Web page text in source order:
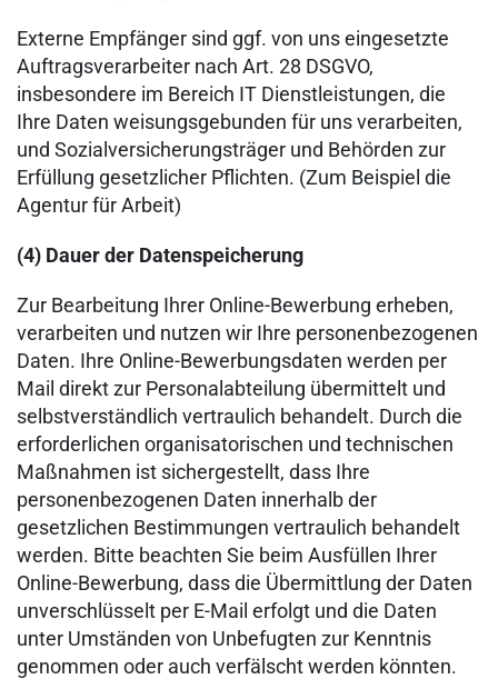
Externe Empfänger sind ggf. von uns eingesetzte
Auftragsverarbeiter nach Art. 28 DSGVO,
insbesondere im Bereich IT Dienstleistungen, die
Ihre Daten weisungsgebunden für uns verarbeiten,
und Sozialversicherungsträger und Behörden zur
Erfüllung gesetzlicher Pflichten. (Zum Beispiel die
Agentur für Arbeit)
(4) Dauer der Datenspeicherung
Zur Bearbeitung Ihrer Online-Bewerbung erheben,
verarbeiten und nutzen wir Ihre personenbezogenen
Daten. Ihre Online-Bewerbungsdaten werden per
Mail direkt zur Personalabteilung übermittelt und
selbstverständlich vertraulich behandelt. Durch die
erforderlichen organisatorischen und technischen
Maßnahmen ist sichergestellt, dass Ihre
personenbezogenen Daten innerhalb der
gesetzlichen Bestimmungen vertraulich behandelt
werden. Bitte beachten Sie beim Ausfüllen Ihrer
Online-Bewerbung, dass die Übermittlung der Daten
unverschlüsselt per E-Mail erfolgt und die Daten
unter Umständen von Unbefugten zur Kenntnis
genommen oder auch verfälscht werden könnten.